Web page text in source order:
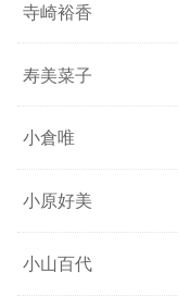
寺崎裕香
寿美菜子
小倉唯
小原好美
小山百代